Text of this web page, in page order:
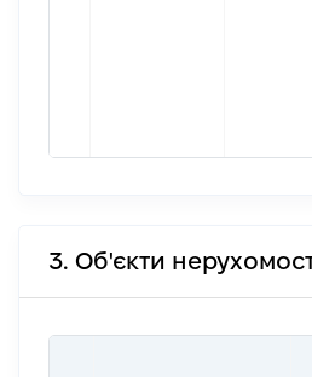
3. Об'єкти